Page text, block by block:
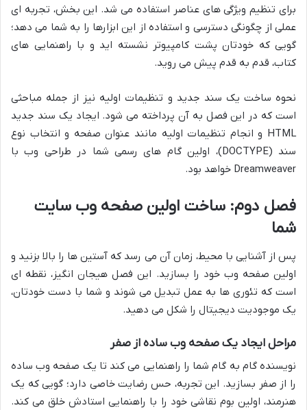
برای تنظیم ویژگی های عناصر استفاده می شد. این بخش، تجربه ای
عملی از چگونگی دسترسی و استفاده از این ابزارها را به شما می دهد؛
گویی که خودتان پشت کامپیوتر نشسته اید و با راهنمایی های
کتاب، قدم به قدم پیش می روید.
نحوه ساخت یک سند جدید و تنظیمات اولیه نیز از جمله مباحثی
است که در این فصل به آن پرداخته می شود. ایجاد یک سند جدید
HTML و انجام تنظیمات اولیه مانند عنوان صفحه و انتخاب نوع
سند (DOCTYPE)، اولین گام های رسمی شما در طراحی وب با
Dreamweaver خواهد بود.
فصل دوم: ساخت اولین صفحه وب سایت
شما
پس از آشنایی با محیط، زمان آن می رسد که آستین ها را بالا بزنید و
اولین صفحه وب خود را بسازید. این فصل هیجان انگیز، نقطه ای
است که تئوری ها به عمل تبدیل می شوند و شما با دست خودتان،
یک موجودیت دیجیتال را شکل می دهید.
مراحل ایجاد یک صفحه وب ساده از صفر
نویسنده گام به گام شما را راهنمایی می کند تا یک صفحه وب ساده
را از صفر بسازید. این تجربه، حس رضایت خاصی دارد؛ گویی که یک
هنرمند، اولین بوم نقاشی خود را با راهنمایی استادش خلق می کند.